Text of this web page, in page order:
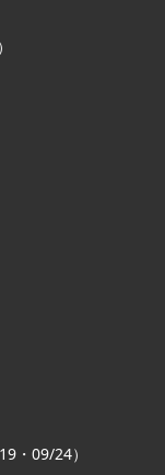
・09/24）